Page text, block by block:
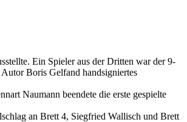
Ein Spieler aus der Dritten war der 9-
Boris Gelfand handsigniertes
Naumann beendete die erste gespielte
an Brett 4, Siegfried Wallisch und Brett